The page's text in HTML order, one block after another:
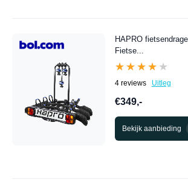
HAPRO
Fietse...
★★★★★
★★★★★
4 reviews Uitleg
€349,-
Bekijk aanbieding